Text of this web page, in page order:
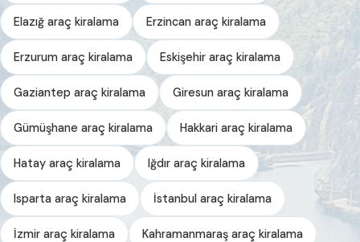
Elazığ araç kiralama Erzincan araç kiralama
Erzurum araç kiralama Eskişehir araç kiralama
Gaziantep araç kiralama Giresun araç kiralama
Gümüşhane araç kiralama Hakkari araç kiralama
Hatay araç kiralama Iğdır araç kiralama
Isparta araç kiralama İstanbul araç kiralama
İzmir araç kiralama Kahramanmaraş araç kiralama